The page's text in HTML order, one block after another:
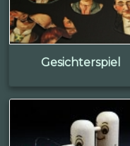
Gesichterspiel